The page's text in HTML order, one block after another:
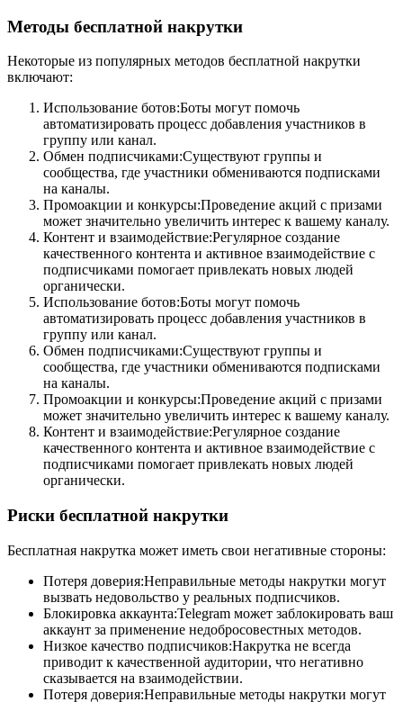
Методы бесплатной накрутки
Некоторые из популярных методов бесплатной накрутки
включают:
Использование ботов:Боты могут помочь
автоматизировать процесс добавления участников в
группу или канал.
Обмен подписчиками:Существуют группы и
сообщества, где участники обмениваются подписками
на каналы.
Промоакции и конкурсы:Проведение акций с призами
может значительно увеличить интерес к вашему каналу.
Контент и взаимодействие:Регулярное создание
качественного контента и активное взаимодействие с
подписчиками помогает привлекать новых людей
органически.
Использование ботов:Боты могут помочь
автоматизировать процесс добавления участников в
группу или канал.
Обмен подписчиками:Существуют группы и
сообщества, где участники обмениваются подписками
на каналы.
Промоакции и конкурсы:Проведение акций с призами
может значительно увеличить интерес к вашему каналу.
Контент и взаимодействие:Регулярное создание
качественного контента и активное взаимодействие с
подписчиками помогает привлекать новых людей
органически.
Риски бесплатной накрутки
Бесплатная накрутка может иметь свои негативные стороны:
Потеря доверия:Неправильные методы накрутки могут
вызвать недовольство у реальных подписчиков.
Блокировка аккаунта:Telegram может заблокировать ваш
аккаунт за применение недобросовестных методов.
Низкое качество подписчиков:Накрутка не всегда
приводит к качественной аудитории, что негативно
сказывается на взаимодействии.
Потеря доверия:Неправильные методы накрутки могут